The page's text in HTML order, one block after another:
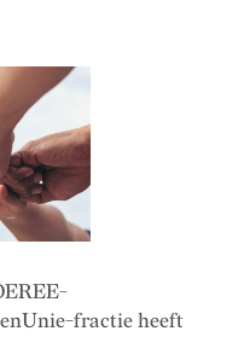
fractie heeft